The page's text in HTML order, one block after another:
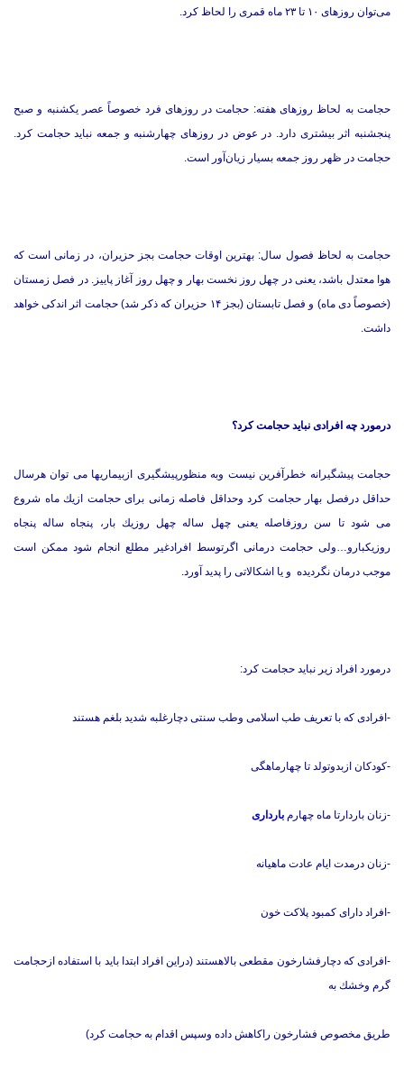
می‌توان روزهای ۱۰ تا ۲۳ ماه قمری را لحاظ کرد.
حجامت به لحاظ روزهای هفته: حجامت در روزهای فرد خصوصاً عصر یکشنبه و صبح
پنجشنبه اثر بیشتری دارد. در عوض در روزهای چهارشنبه و جمعه نباید حجامت کرد.
حجامت در ظهر روز جمعه بسیار زیان‌آور است.
حجامت به لحاظ فصول سال: بهترین اوقات حجامت بجز حزیران، در زمانی است که
هوا معتدل باشد، یعنی در چهل روز نخست بهار و چهل روز آغاز پاییز. در فصل زمستان
(خصوصاً دی ماه) و فصل تابستان (بجز ۱۴ حزیران که ذکر شد) حجامت اثر اندکی خواهد
داشت.
درمورد چه افرادی نباید حجامت كرد؟
حجامت پیشگیرانه خطرآفرین نیست وبه منظورپیشگیری ازبیماریها می توان هرسال
حداقل درفصل بهار حجامت كرد وحداقل فاصله زمانی برای حجامت ازیك ماه شروع
می شود تا سن روزفاصله یعنی چهل ساله چهل روزیك بار، پنجاه ساله پنجاه
روزیكبارو…ولی حجامت درمانی اگرتوسط افرادغیر مطلع انجام شود ممكن است
موجب درمان نگردیده و یا اشكالاتی را پدید آورد.
درمورد افراد زیر نباید حجامت كرد:
-افرادی كه با تعریف طب اسلامی وطب سنتی دچارغلبه شدید بلغم هستند
-كودكان ازبدوتولد تا چهارماهگی
-زنان باردارتا ماه چهارم بارداری
-زنان درمدت ایام عادت ماهیانه
-افراد دارای كمبود پلاكت خون
-افرادی كه دچارفشارخون مقطعی بالاهستند (دراین افراد ابتدا باید با استفاده ازحجامت
گرم وخشك به
طریق مخصوص فشارخون راكاهش داده وسپس اقدام به حجامت كرد)